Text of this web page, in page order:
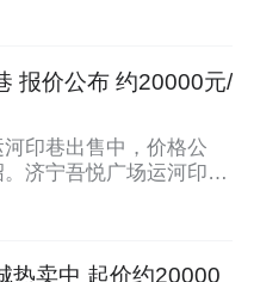
报价公布 约20000元/
印巷出售中，价格公
济宁吾悦广场运河印巷
热卖中 起价约20000